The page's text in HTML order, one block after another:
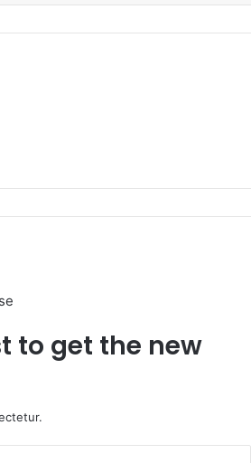
to get the new